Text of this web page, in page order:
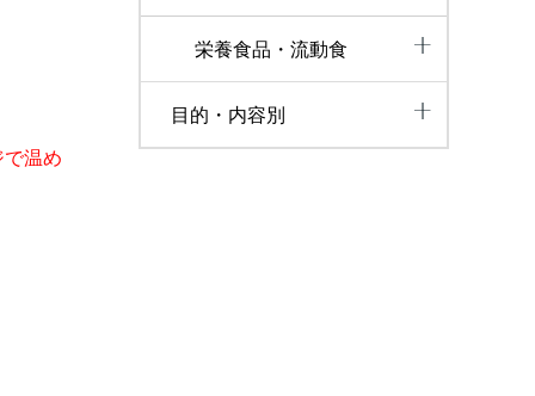
栄養食品・流動食
目的・内容別
温め